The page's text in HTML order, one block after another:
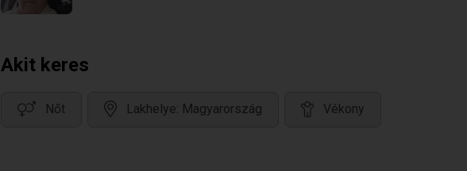
Akit keres
Nőt Lakhelye: Magyarország Vékony